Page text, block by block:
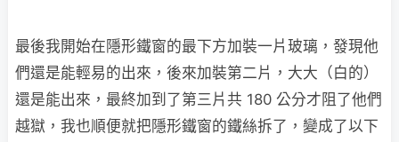
最後我開始在隱形鐵窗的最下方加裝一片玻璃，發現他
們還是能輕易的出來，後來加裝第二片，大大（白的）
還是能出來，最終加到了第三片共 180 公分才阻了他們
越獄，我也順便就把隱形鐵窗的鐵絲拆了，變成了以下